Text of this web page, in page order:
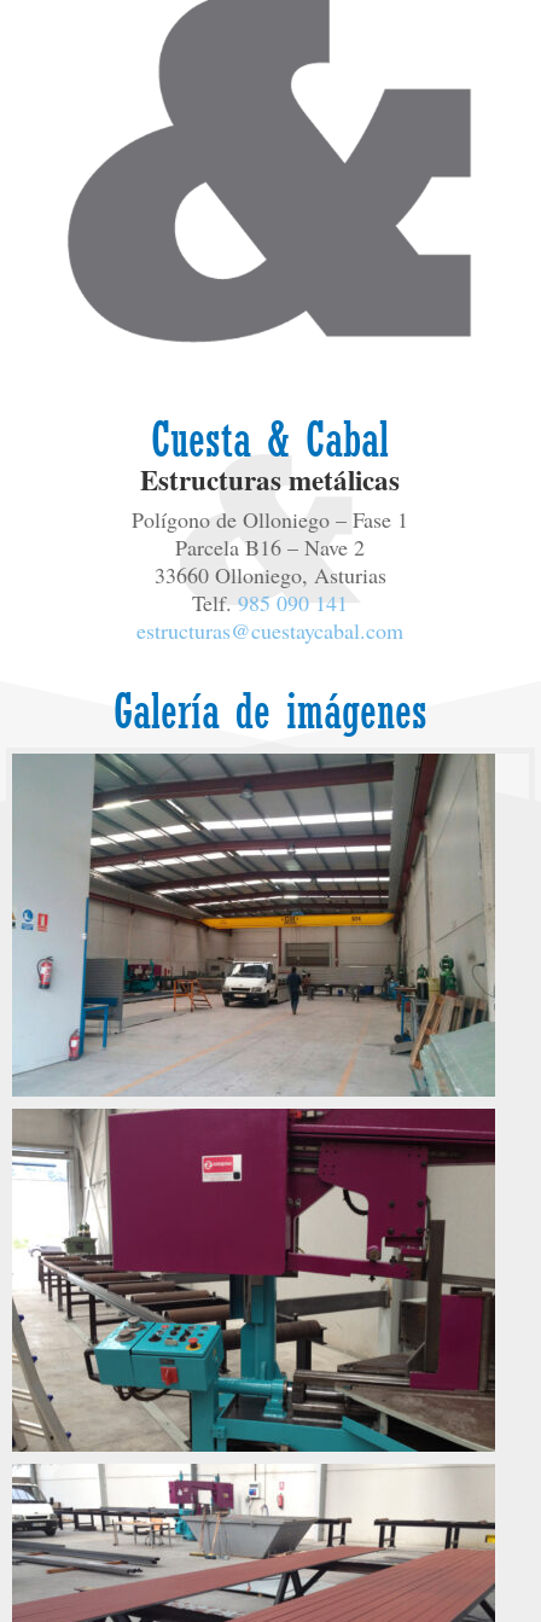
Cuesta & Cabal
Estructuras metálicas
Polígono de Olloniego – Fase 1
Parcela B16 – Nave 2
33660 Olloniego, Asturias
Telf.985 090 141
estructuras@cuestaycabal.com
Galería de imágenes